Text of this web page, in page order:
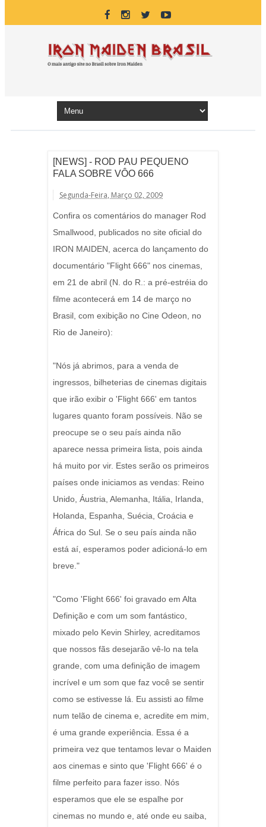
[NEWS] - ROD PAU PEQUENO
FALA SOBRE VÔO 666
Segunda-Feira, Março 02, 2009
Confira os comentários do manager Rod
Smallwood, publicados no site oficial do
IRON MAIDEN, acerca do lançamento do
documentário "Flight 666" nos cinemas,
em 21 de abril (N. do R.: a pré-estréia do
filme acontecerá em 14 de março no
Brasil, com exibição no Cine Odeon, no
Rio de Janeiro):
"Nós já abrimos, para a venda de
ingressos, bilheterias de cinemas digitais
que irão exibir o 'Flight 666' em tantos
lugares quanto foram possíveis. Não se
preocupe se o seu país ainda não
aparece nessa primeira lista, pois ainda
há muito por vir. Estes serão os primeiros
países onde iniciamos as vendas: Reino
Unido, Áustria, Alemanha, Itália, Irlanda,
Holanda, Espanha, Suécia, Croácia e
África do Sul. Se o seu país ainda não
está aí, esperamos poder adicioná-lo em
breve."
"Como 'Flight 666' foi gravado em Alta
Definição e com um som fantástico,
mixado pelo Kevin Shirley, acreditamos
que nossos fãs desejarão vê-lo na tela
grande, com uma definição de imagem
incrível e um som que faz você se sentir
como se estivesse lá. Eu assisti ao filme
num telão de cinema e, acredite em mim,
é uma grande experiência. Essa é a
primeira vez que tentamos levar o Maiden
aos cinemas e sinto que 'Flight 666' é o
filme perfeito para fazer isso. Nós
esperamos que ele se espalhe por
cinemas no mundo e, até onde eu saiba,